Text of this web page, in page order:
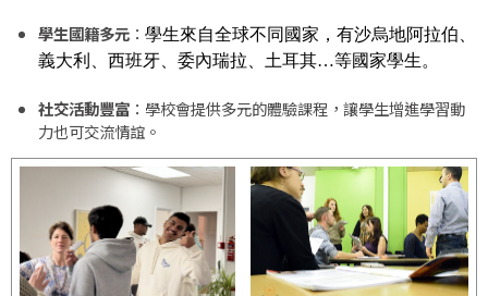
學生國籍多元 ： 學生來自全球不同國家，有沙烏地阿拉伯、
義大利、西班牙、委內瑞拉、土耳其…等國家學生。
社交活動豐富 ：學校會提供多元的體驗課程，讓學生增進學習動
力也可交流情誼。